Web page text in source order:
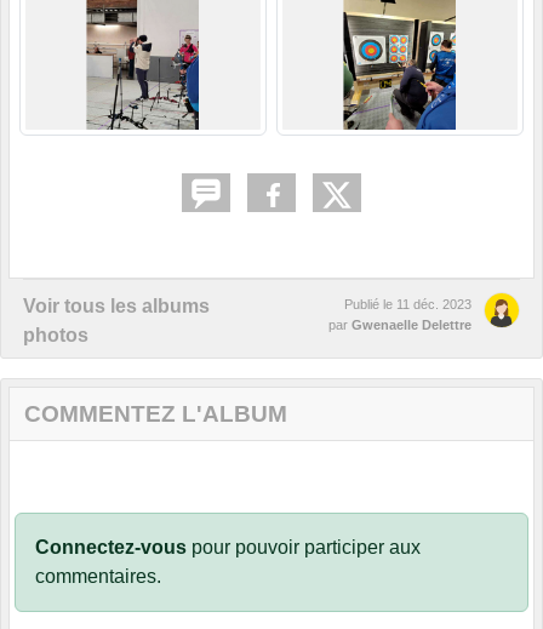
Voir tous les albums
photos
Publié le 11 déc. 2023
par Gwenaelle Delettre
COMMENTEZ L'ALBUM
Connectez-vous pour pouvoir participer aux
commentaires.